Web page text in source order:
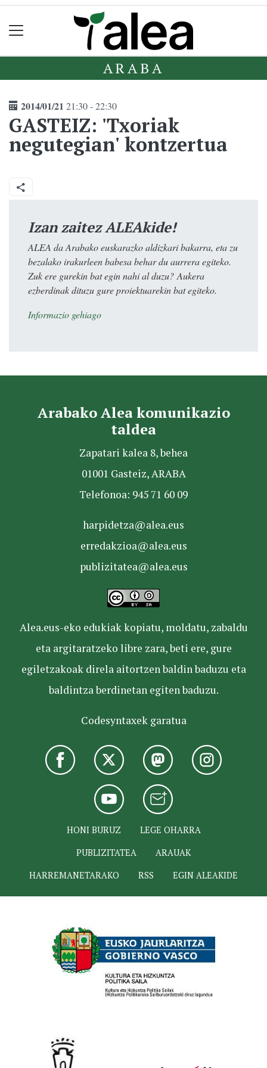
ARABA
2014/01/21 21:30 - 22:30
GASTEIZ: 'Txoriak
negutegian' kontzertua
Izan zaitez ALEAkide!
ALEA da Arabako euskarazko aldizkari bakarra, eta zu
bezalako irakurleen babesa behar du aurrera egiteko.
Zuk ere gurekin bat egin nahi al duzu? Aukera
ezberdinak dituzu gure proiektuarekin bat egiteko.
Informazio gehiago
Arabako Alea komunikazio
taldea
Zapatari kalea 8, behea
01001 Gasteiz, ARABA
Telefonoa: 945 71 60 09
harpidetza@alea.eus
erredakzioa@alea.eus
publizitatea@alea.eus
Alea.eus-eko edukiak kopiatu, moldatu, zabaldu
eta argitaratzeko libre zara, beti ere, gure
egiletzakoak direla aitortzen baldin baduzu eta
baldintza berdinetan egiten baduzu.
Codesyntaxek garatua
HONI BURUZ
LEGE OHARRA
PUBLIZITATEA
ARAUAK
HARREMANETARAKO
RSS EGIN ALEAKIDE